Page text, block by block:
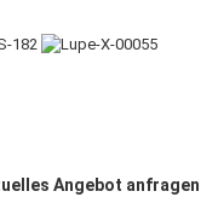
Angebot anfragen